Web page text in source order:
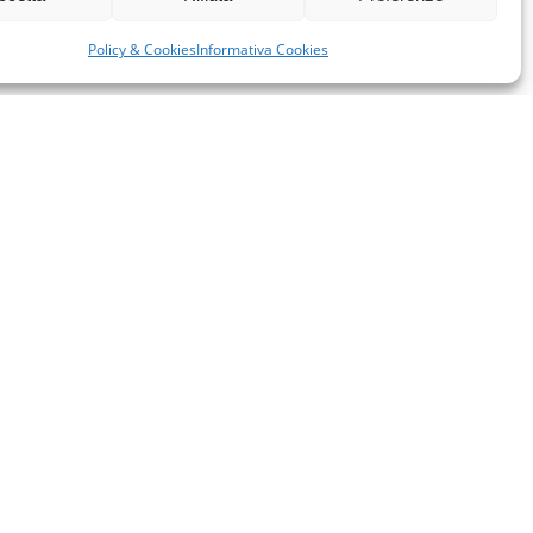
Policy & CookiesInformativa Cookies